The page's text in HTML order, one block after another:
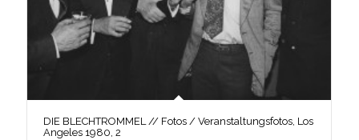
DIE BLECHTROMMEL // Fotos / Veranstaltungsfotos, Los
Angeles 1980, 2